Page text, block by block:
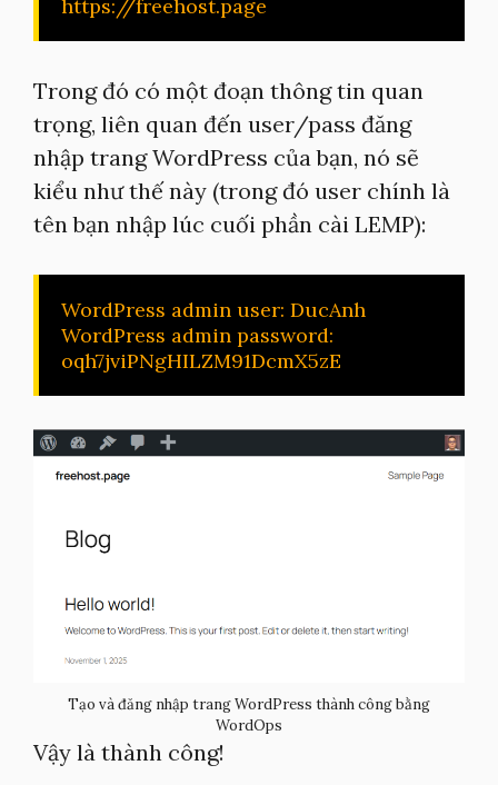
https://freehost.page
Trong đó có một đoạn thông tin quan
trọng, liên quan đến user/pass đăng
nhập trang WordPress của bạn, nó sẽ
kiểu như thế này (trong đó user chính là
tên bạn nhập lúc cuối phần cài LEMP):
WordPress admin user: DucAnh
WordPress admin password:
oqh7jviPNgHILZM91DcmX5zE
Tạo và đăng nhập trang WordPress thành công bằng
WordOps
Vậy là thành công!